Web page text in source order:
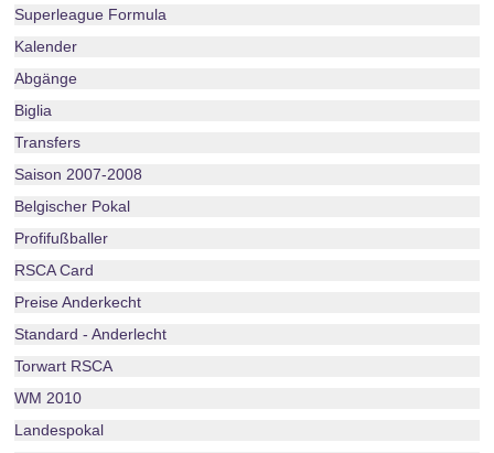
Superleague Formula
Kalender
Abgänge
Biglia
Transfers
Saison 2007-2008
Belgischer Pokal
Profifußballer
RSCA Card
Preise Anderkecht
Standard - Anderlecht
Torwart RSCA
WM 2010
Landespokal